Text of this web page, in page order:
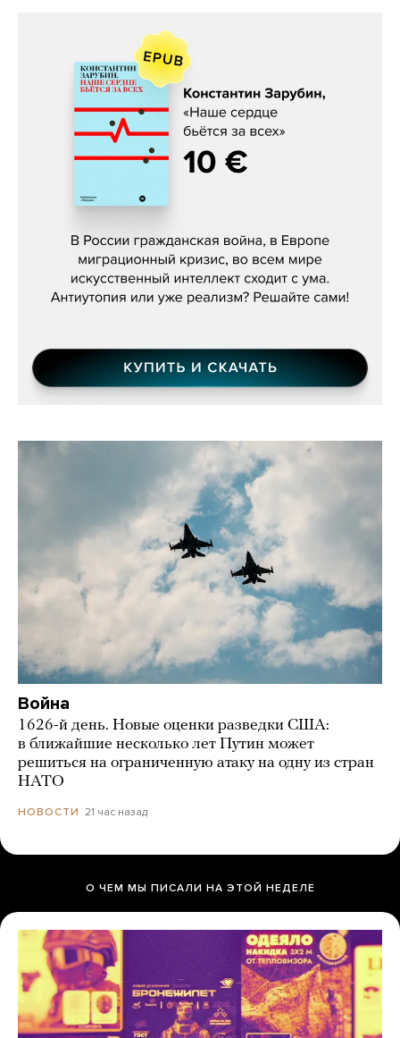
Константин Зарубин, «Наше сердце
Война
1626-й день. Новые оценки разведки США:
в ближайшие несколько лет Путин может
решиться на ограниченную атаку на одну из стран
НАТО
НОВОСТИ 21 час назад
О ЧЕМ МЫ ПИСАЛИ НА ЭТОЙ НЕДЕЛЕ